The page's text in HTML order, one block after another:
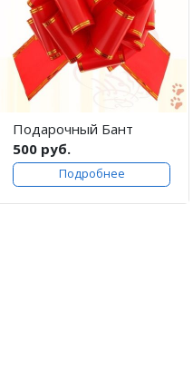
Подарочный Бант
500 руб.
Подробнее